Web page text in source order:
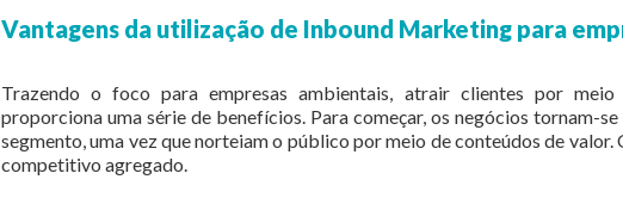
Vantagens da utilização de Inbound Marketing para
Trazendo o foco para empresas ambientais, atrair clientes por
proporciona uma série de benefícios. Para começar, os negócios tornam-
segmento, uma vez que norteiam o público por meio de conteúdos de valor.
competitivo agregado.